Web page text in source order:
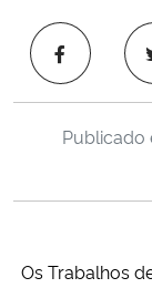
Ministério da Saúde
Ministério de Minas e
Ministério da Ciência,
Publicado
Os Trabalhos